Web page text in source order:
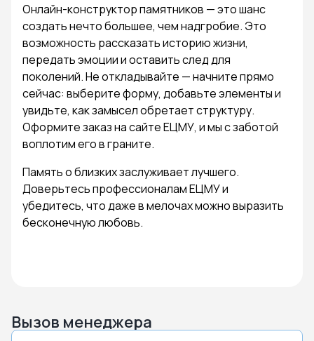
Онлайн-конструктор памятников — это шанс
создать нечто большее, чем надгробие. Это
возможность рассказать историю жизни,
передать эмоции и оставить след для
поколений. Не откладывайте — начните прямо
сейчас: выберите форму, добавьте элементы и
увидьте, как замысел обретает структуру.
Оформите заказ на сайте ЕЦМУ, и мы с заботой
воплотим его в граните.
Память о близких заслуживает лучшего.
Доверьтесь профессионалам ЕЦМУ и
убедитесь, что даже в мелочах можно выразить
бесконечную любовь.
Вызов менеджера